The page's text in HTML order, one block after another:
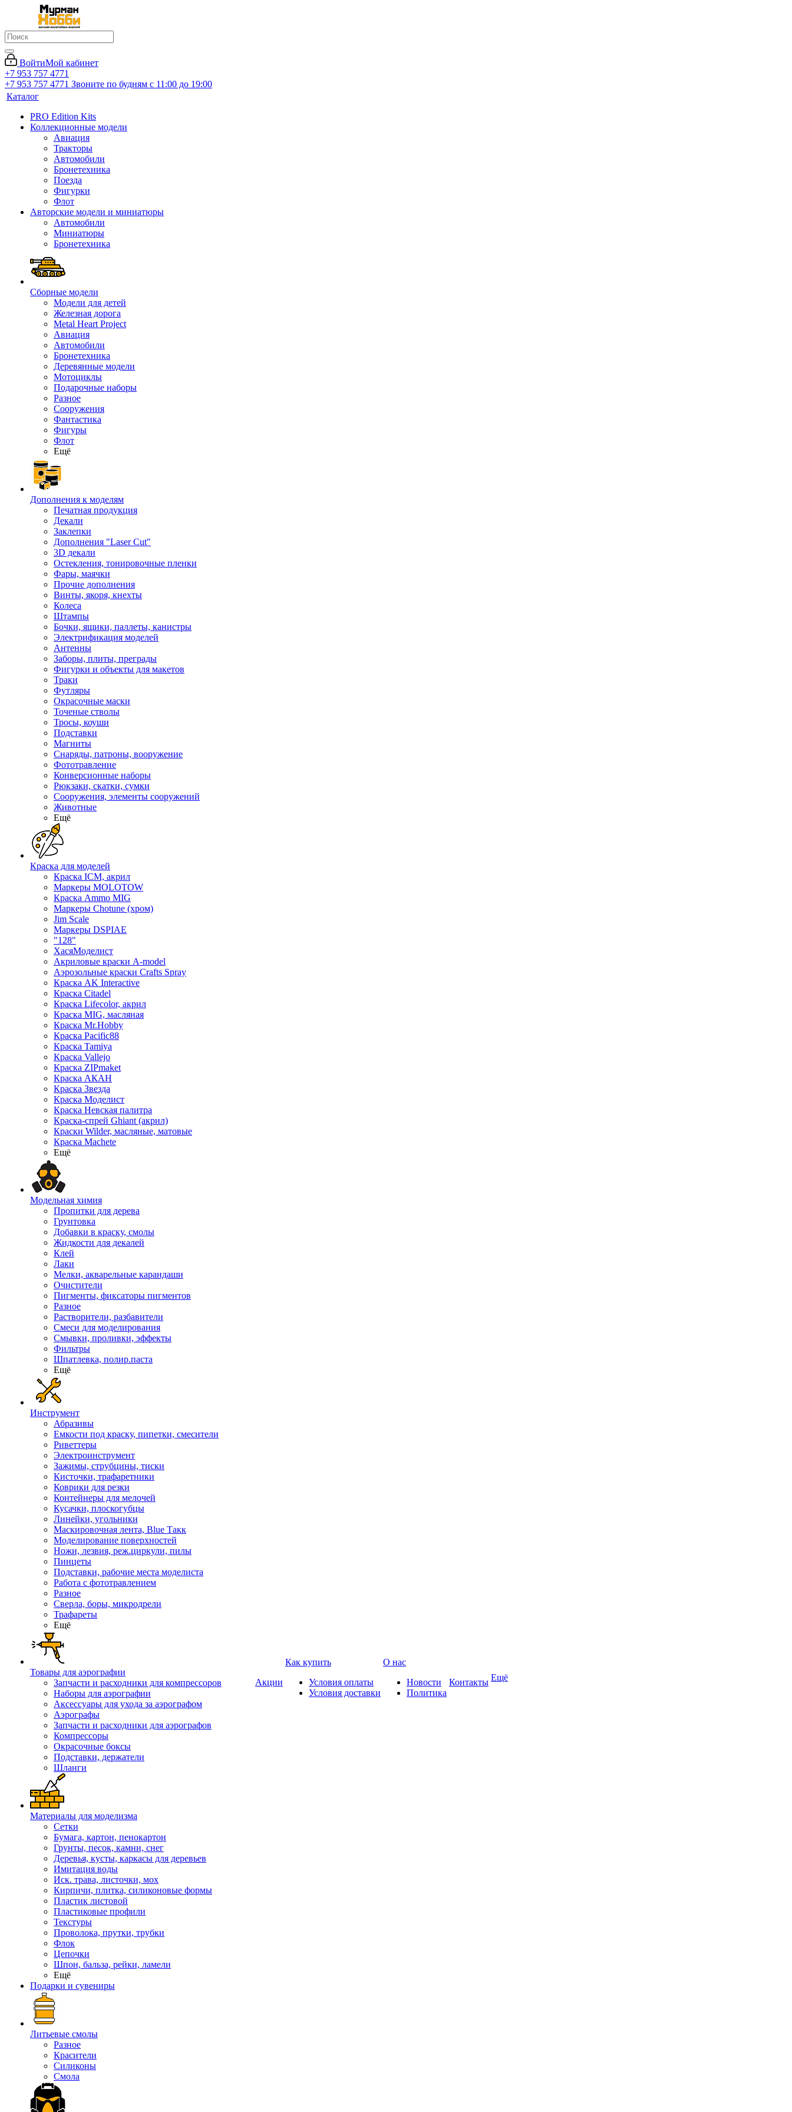
ВойтиМой кабинет
+7 953 757 4771
+7 953 757 4771 Звоните по будням с 11:00 до 19:00
Каталог
PRO Edition Kits
Коллекционные модели
Авиация
Тракторы
Автомобили
Бронетехника
Поезда
Фигурки
Флот
Авторские модели и миниатюры
Автомобили
Миниатюры
Бронетехника
Сборные модели
Модели для детей
Железная дорога
Metal Heart Project
Авиация
Автомобили
Бронетехника
Деревянные модели
Мотоциклы
Подарочные наборы
Разное
Сооружения
Фантастика
Фигуры
Флот
Ещё
Дополнения к моделям
Печатная продукция
Декали
Заклепки
Дополнения "Laser Cut"
3D декали
Остекления, тонировочные пленки
Фары, маячки
Прочие дополнения
Винты, якоря, кнехты
Колеса
Штампы
Бочки, ящики, паллеты, канистры
Электрификация моделей
Антенны
Заборы, плиты, преграды
Фигурки и объекты для макетов
Траки
Футляры
Окрасочные маски
Точеные стволы
Тросы, коуши
Подставки
Магниты
Снаряды, патроны, вооружение
Фототравление
Конверсионные наборы
Рюкзаки, скатки, сумки
Сооружения, элементы сооружений
Животные
Ещё
Краска для моделей
Краска ICM, акрил
Маркеры MOLOTOW
Краска Ammo MIG
Маркеры Chotune (хром)
Jim Scale
Маркеры DSPIAE
"128"
ХасяМоделист
Акриловые краски A-model
Аэрозольные краски Crafts Spray
Краска AK Interactive
Краска Citadel
Краска Lifecolor, акрил
Краска MIG, масляная
Краска Mr.Hobby
Краска Pacific88
Краска Tamiya
Краска Vallejo
Краска ZIPmaket
Краска АКАН
Краска Звезда
Краска Моделист
Краска Невская палитра
Краска-спрей Ghiant (акрил)
Краски Wilder, масляные, матовые
Краска Machete
Ещё
Модельная химия
Пропитки для дерева
Грунтовка
Добавки в краску, смолы
Жидкости для декалей
Клей
Лаки
Мелки, акварельные карандаши
Очистители
Пигменты, фиксаторы пигментов
Разное
Растворители, разбавители
Смеси для моделирования
Смывки, проливки, эффекты
Фильтры
Шпатлевка, полир.паста
Ещё
Инструмент
Абразивы
Емкости под краску, пипетки, смесители
Риветтеры
Электроинструмент
Зажимы, струбцины, тиски
Кисточки, трафаретники
Коврики для резки
Контейнеры для мелочей
Кусачки, плоскогубцы
Линейки, угольники
Маскировочная лента, Blue Такк
Моделирование поверхностей
Ножи, лезвия, реж.циркули, пилы
Пинцеты
Подставки, рабочие места моделиста
Работа с фототравлением
Разное
Сверла, боры, микродрели
Трафареты
Ещё
Товары для аэрографии
Запчасти и расходники для компрессоров
Наборы для аэрографии
Аксессуары для ухода за аэрографом
Аэрографы
Запчасти и расходники для аэрографов
Компрессоры
Окрасочные боксы
Подставки, держатели
Шланги
Материалы для моделизма
Сетки
Бумага, картон, пенокартон
Грунты, песок, камни, снег
Деревья, кусты, каркасы для деревьев
Имитация воды
Иск. трава, листочки, мох
Кирпичи, плитка, силиконовые формы
Пластик листовой
Пластиковые профили
Текстуры
Проволока, прутки, трубки
Флок
Цепочки
Шпон, бальза, рейки, ламели
Ещё
Подарки и сувениры
Литьевые смолы
Разное
Красители
Силиконы
Смола
Акции
Как купить
Условия оплаты
Условия доставки
О нас
Новости
Политика
Контакты Ещё